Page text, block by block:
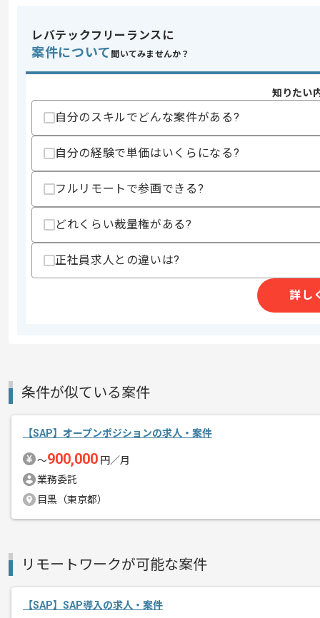
スキル
求めるスキル
・SAP従来型ABAP設計及び開発経験(7
・Eclipseを使用したCDSビューの実装
・日本語及び英語を用いた実務経験
・下記機能の設計と開発及び指導経験
-カスタム分析クエリ
-カスタムロジック
-Fioriレポート
-i-flow等の設計
スキルに不安がある方へ
上記に似た経験やスキルをお持ちであれば申
エージェントからのコ
メント
基本的には一部リモート作業を見込んで
レバテックフリーランスに
案件について 聞いてみませんか？
知りたい
自分のスキルでどんな案件がある?
自分の経験で単価はいくらになる?
フルリモートで参画できる?
どれくらい裁量権がある?
正社員求人との違いは?
詳し
条件が似ている案件
【SAP】オープンポジションの求人・案件
〜900,000 円／月
業務委託
目黒（東京都）
リモートワークが可能な案件
【SAP】SAP導入の求人・案件